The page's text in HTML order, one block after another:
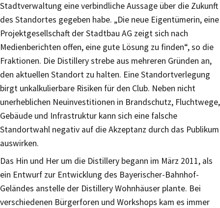
Stadtverwaltung eine verbindliche Aussage über die Zukunft
des Standortes gegeben habe. „Die neue Eigentümerin, eine
Projektgesellschaft der Stadtbau AG zeigt sich nach
Medienberichten offen, eine gute Lösung zu finden“, so die
Fraktionen. Die Distillery strebe aus mehreren Gründen an,
den aktuellen Standort zu halten. Eine Standortverlegung
birgt unkalkulierbare Risiken für den Club. Neben nicht
unerheblichen Neuinvestitionen in Brandschutz, Fluchtwege,
Gebäude und Infrastruktur kann sich eine falsche
Standortwahl negativ auf die Akzeptanz durch das Publikum
auswirken.
Das Hin und Her um die Distillery begann im März 2011, als
ein Entwurf zur Entwicklung des Bayerischer-Bahnhof-
Geländes anstelle der Distillery Wohnhäuser plante. Bei
verschiedenen Bürgerforen und Workshops kam es immer